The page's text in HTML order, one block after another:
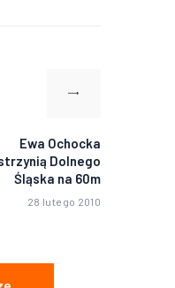
Ewa Ochocka
Dolnego
Śląska na 60m
28 lutego 2010